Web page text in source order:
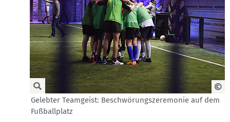
Gelebter Teamgeist: Beschwörungszeremonie auf dem
Fußballplatz